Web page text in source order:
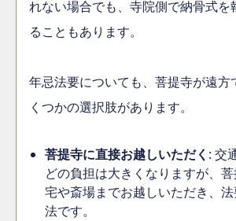
れない場合でも、寺院側で納骨式を
ることもあります。
年忌法要についても、菩提寺が遠方
くつかの選択肢があります。
菩提寺に直接お越しいただく : 交
どの負担は大きくなりますが、
宅や斎場までお越しいただき、
法です。